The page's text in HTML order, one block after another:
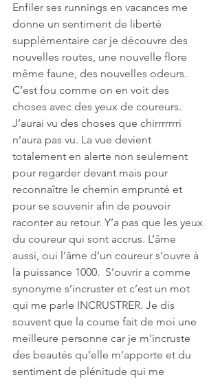
Enfiler ses runnings en vacances me
donne un sentiment de liberté
supplémentaire car je découvre des
nouvelles routes, une nouvelle flore
même faune, des nouvelles odeurs.
C’est fou comme on en voit des
choses avec des yeux de coureurs.
J’aurai vu des choses que chirrrrrrri
n’aura pas vu. La vue devient
totalement en alerte non seulement
pour regarder devant mais pour
reconnaître le chemin emprunté et
pour se souvenir afin de pouvoir
raconter au retour. Y’a pas que les yeux
du coureur qui sont accrus. L’âme
aussi, oui l’âme d’un coureur s’ouvre à
la puissance 1000.  S’ouvrir a comme
synonyme s’incruster et c’est un mot
qui me parle INCRUSTRER. Je dis
souvent que la course fait de moi une
meilleure personne car je m’incruste
des beautés qu’elle m’apporte et du
sentiment de plénitude qui me